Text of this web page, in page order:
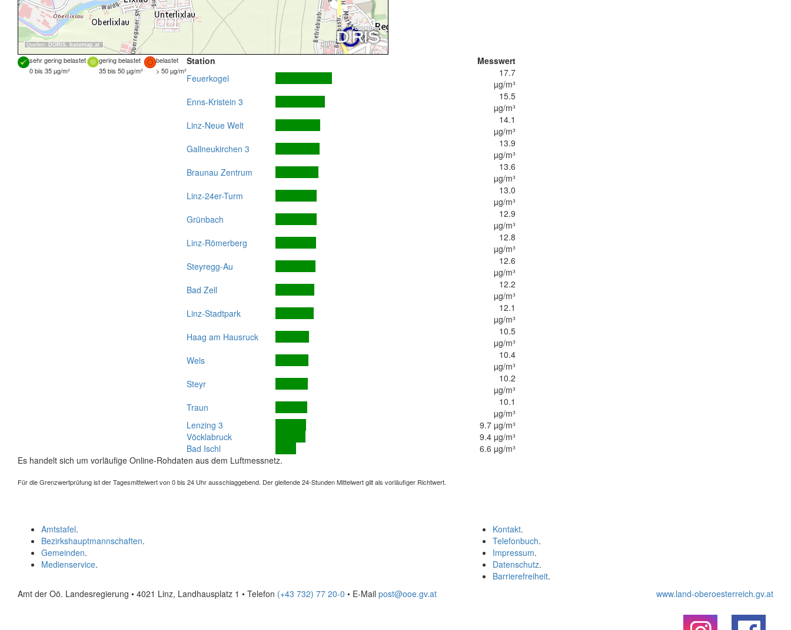
Quellen: DORIS, basemap.at
sehr gering belastet gering belastet
belastet
0 bis 35 µg/m³
35 bis 50 µg/m³ > 50 µg/m³
Station
Messwert
Feuerkogel
17.7
µg/m³
Enns-Kristein 3
15.5
µg/m³
Linz-Neue Welt
14.1
µg/m³
Gallneukirchen 3
13.9
µg/m³
Braunau Zentrum
13.6
µg/m³
Linz-24er-Turm
13.0
µg/m³
Grünbach
12.9
µg/m³
Linz-Römerberg
12.8
µg/m³
Steyregg-Au
12.6
µg/m³
Bad Zell
12.2
µg/m³
Linz-Stadtpark
12.1
µg/m³
Haag am Hausruck
10.5
µg/m³
Wels
10.4
µg/m³
Steyr
10.2
µg/m³
Traun
10.1
µg/m³
Lenzing 3
9.7 µg/m³
Vöcklabruck
9.4 µg/m³
Bad Ischl
6.6 µg/m³
Es handelt sich um vorläufige Online-Rohdaten aus dem Luftmessnetz.
Für die Grenzwertprüfung ist der Tagesmittelwert von 0 bis 24 Uhr ausschlaggebend. Der gleitende 24-Stunden Mittelwert gilt als vorläufiger Richtwert.
Kontakt.
Telefonbuch.
Impressum.
Datenschutz.
Barrierefreiheit.
Amtstafel.
Bezirkshauptmannschaften.
Gemeinden.
Medienservice.
Amt der Oö. Landesregierung • 4021 Linz, Landhausplatz 1 • Telefon (+43 732) 77 20-0 • E-Mail post@ooe.gv.at www.land-oberoesterreich.gv.at